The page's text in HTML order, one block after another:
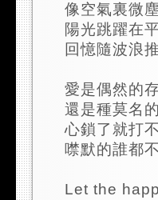
像空氣裏微
陽光跳躍在
回憶隨波浪
愛是偶然的
還是種莫名
心鎖了就打
噤默的誰都
Let the